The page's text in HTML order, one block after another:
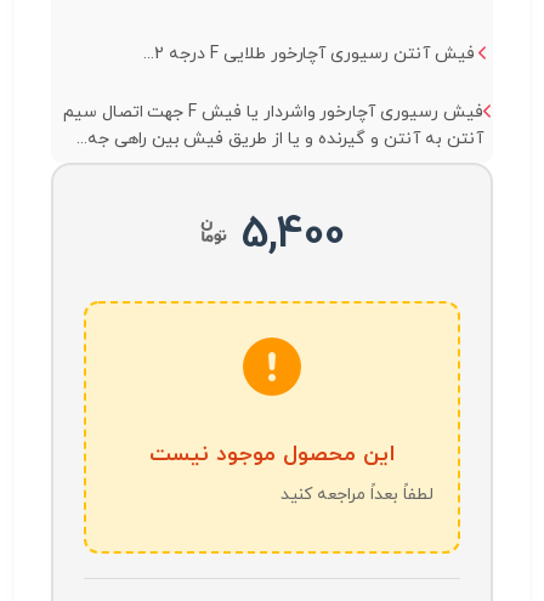
فیش آنتن رسیوری آچارخور طلایی F درجه 2...
فیش رسیوری آچارخور واشردار یا فیش F جهت اتصال سیم
آنتن به آنتن و گیرنده و یا از طریق فیش بین راهی جه...
5,400
این محصول موجود نیست
لطفاً بعداً مراجعه کنید